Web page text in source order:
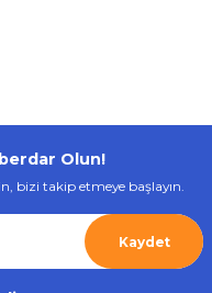
Olun!
bizi takip etmeye başlayın.
Kaydet